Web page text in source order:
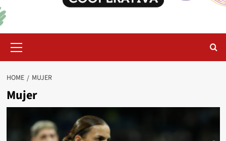
Menu
HOME MUJER
Mujer